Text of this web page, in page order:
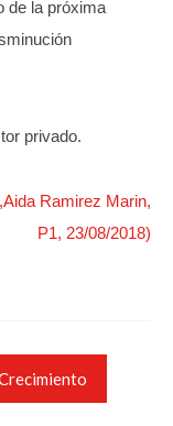
de la próxima
privado.
Ramirez Marin,
P1, 23/08/2018)